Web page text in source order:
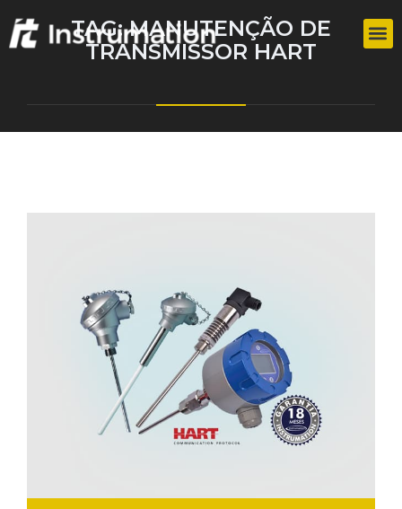
TAG:MANUTENÇÃO DE
TRANSMISSOR HART